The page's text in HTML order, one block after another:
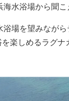
水浴場から聞
場を望みなが
楽しめるラグ